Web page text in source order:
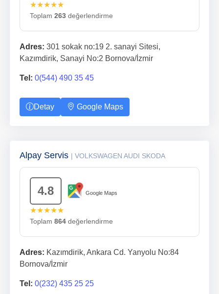
★★★★★
Toplam 263 değerlendirme
Adres: 301 sokak no:19 2. sanayi Sitesi,
Kazımdirik, Sanayi No:2 Bornova/İzmir
Tel: 0(544) 490 35 45
Detay Google Maps
Alpay Servis | VOLKSWAGEN AUDI SKODA
4.8 Google Maps
★★★★★
Toplam 864 değerlendirme
Adres: Kazımdirik, Ankara Cd. Yanyolu No:84
Bornova/İzmir
Tel: 0(232) 435 25 25